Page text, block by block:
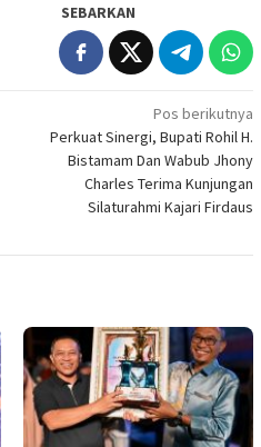
SEBARKAN
Pos berikutnya
Perkuat Sinergi, Bupati Rohil H.
Bistamam Dan Wabub Jhony
Charles Terima Kunjungan
Silaturahmi Kajari Firdaus